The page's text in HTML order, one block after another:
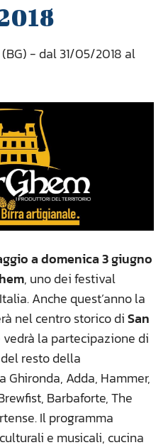
(BG) - dal 31/05/2018 al
a domenica 3 giugno
, uno dei festival
Anche quest’anno la
nel centro storico diSan
vedrà la partecipazione di
resto della
Adda, Hammer,
Barbaforte, The
Il programma
e musicali, cucina